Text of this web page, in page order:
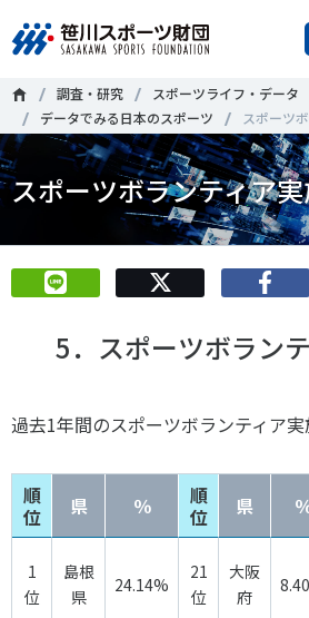
財団情報
研究員紹
調査・研
社会づくり
国際情報
知る学ぶ
ニュース
お問い合
＃誰が子どものスポーツをささえるのか
＃アクティブなまちづくり ＃日本人の
＃障害者スポーツ ＃スポーツ基本計画
＃高齢者スポーツ ＃差別とダイバーシ
調査・研究
スポーツライフ・データ
スポーツ白書
政策提言
調査・研究
スポーツライフ・データ
データでみる日本のスポーツ
スポーツ
スポーツボランティア
5．スポーツボラン
過去1年間のスポーツボランティア実
順
位
県 ％
順
位
県
1
位
島根
県
24.14%
21
位
大阪
府